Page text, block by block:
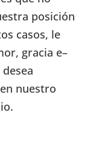
posición
casos, le
gracia e–
nuestro